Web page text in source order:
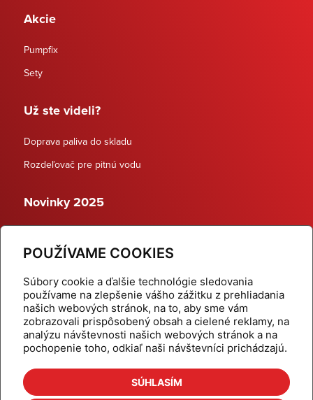
POUŽÍVAME COOKIES
Súbory cookie a ďalšie technológie sledovania
používame na zlepšenie vášho zážitku z prehliadania
našich webových stránok, na to, aby sme vám
zobrazovali prispôsobený obsah a cielené reklamy, na
analýzu návštevnosti našich webových stránok a na
pochopenie toho, odkiaľ naši návštevníci prichádzajú.
SÚHLASÍM
Akcie
Pumpfix
Sety
Už ste videli?
Doprava paliva do skladu
Rozdeľovač pre pitnú vodu
Novinky 2025
Dynamické termostatické ventily
Domov
Produkty
Aktuality
Odber šikovné tipy
Kalkulačky
Cenníky
Na stiahnutie
Referencie